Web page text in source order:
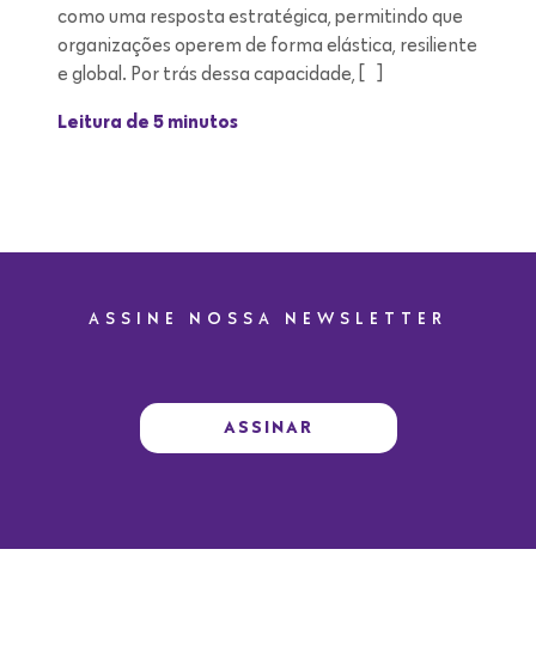
como uma resposta estratégica, permitindo que
organizações operem de forma elástica, resiliente
e global. Por trás dessa capacidade, […]
Leitura de 5 minutos
ASSINE NOSSA NEWSLETTER
ASSINAR